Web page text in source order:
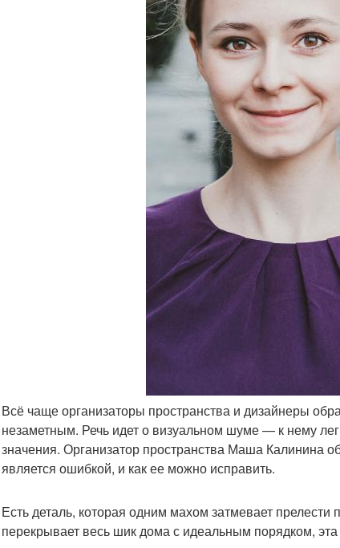
Всё чаще организаторы пространства и дизайнеры
незаметным. Речь идет о визуальном шуме — к нему
значения. Организатор пространства Маша Калинина
является ошибкой, и как ее можно исправить.
Есть деталь, которая одним махом затмевает
перекрывает весь шик дома с идеальным порядком,